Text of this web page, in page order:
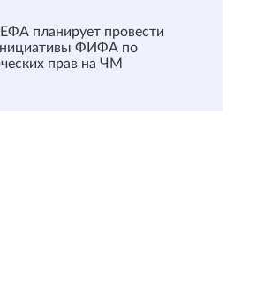
планирует провести
ФИФА по
прав на ЧМ